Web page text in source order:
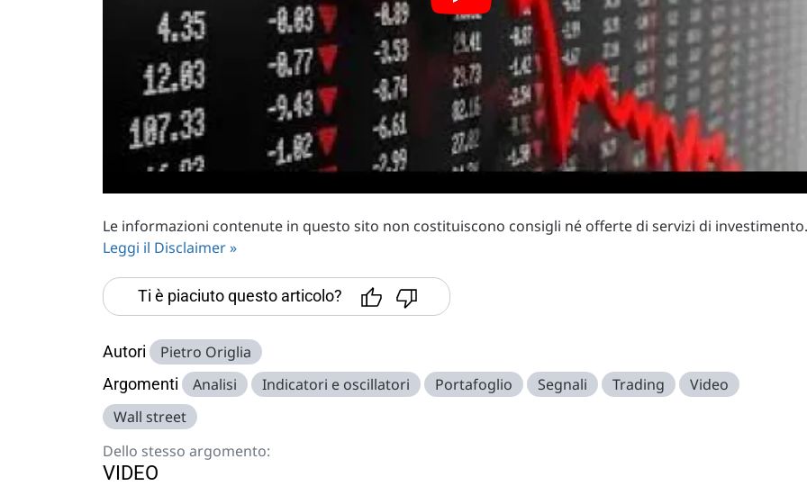
Le informazioni contenute in questo sito non costituiscono consigli né offerte di servizi di investimento.
Leggi il Disclaimer »
Ti è piaciuto questo articolo?
Autori Pietro Origlia
Argomenti Analisi Indicatori e oscillatori Portafoglio Segnali Trading
Video
Wall street
Dello stesso argomento:
VIDEO